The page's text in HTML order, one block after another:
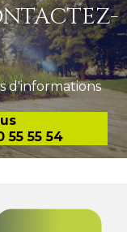
d'informations
55 55 54